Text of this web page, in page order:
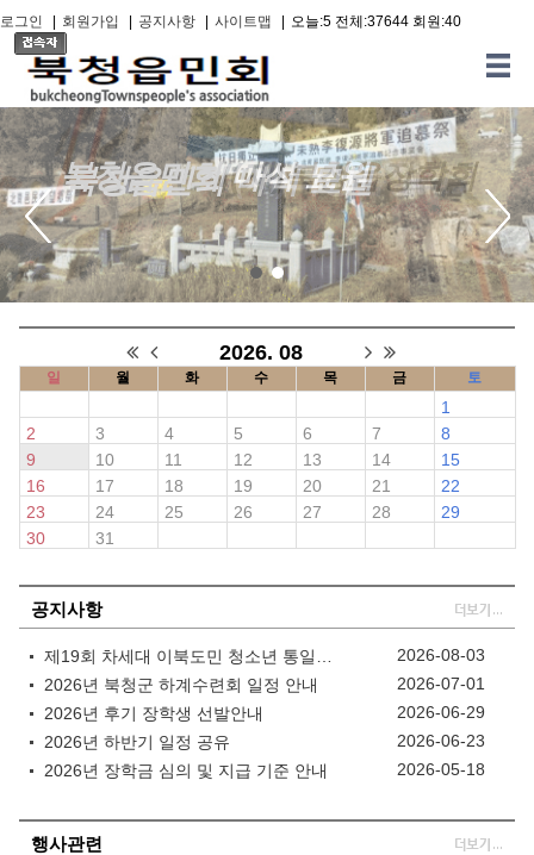
로그인 회원가입 공지사항 사이트맵 오늘:5 전체:37644 회원:40
북청읍민회/(재)북청읍장학회
북청읍민회 마석 묘원
2026. 08
일 월 화 수 목 금 토
1
2
3 4 5 6 7
8
9
10 11 12 13 14
15
16
17 18 19 20 21
22
23
24 25 26 27 28
29
30
31
공지사항
2026-08-03
2026년 북청군 하계수련회 일정 안내
2026-07-01
2026년 후기 장학생 선발안내
2026-06-29
2026년 하반기 일정 공유
2026-06-23
2026년 장학금 심의 및 지급 기준 안내
2026-05-18
행사관련